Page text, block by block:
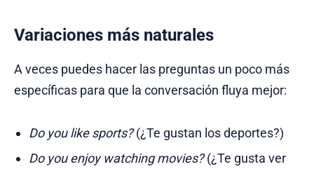
Variaciones más naturales
A veces puedes hacer las preguntas un poco más
específicas para que la conversación fluya mejor:
Do you like sports?(¿Te gustan los deportes?)
Do you enjoy watching movies?(¿Te gusta ver